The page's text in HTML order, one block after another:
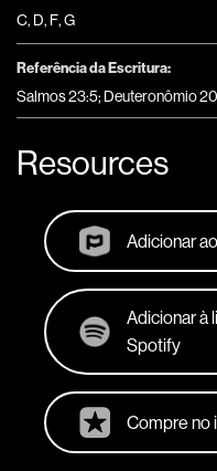
C, D, F,G
Referência da Escritura:
Salmos 23:5; Deuteronômio
Resources
Adicionar
Adicionar à
Spotify
Compre no